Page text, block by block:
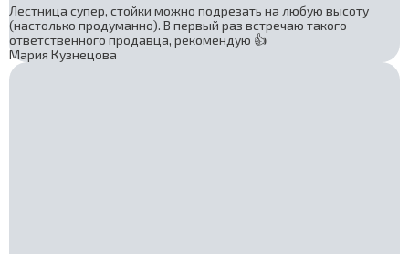
Лестница супер, стойки можно подрезать на любую высоту
(настолько продуманно). В первый раз встречаю такого
ответственного продавца, рекомендую 👍
Мария Кузнецова